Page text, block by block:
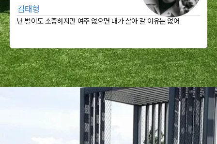
김태형
난 별이도 소중하지만 여주 없으면 내가 살아 갈 이유는 없어